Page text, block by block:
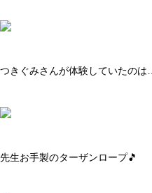
つきぐみさんが体験していたのは…
先生お手製のターザンロープ🎵